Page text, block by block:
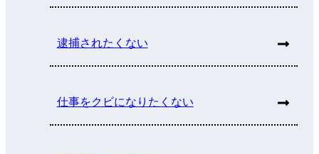
逮捕されたくない
仕事をクビになりたくない